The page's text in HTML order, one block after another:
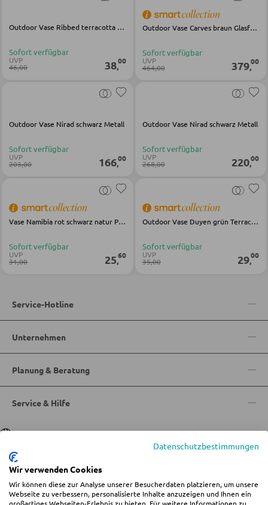
KLEIDERSCHRÄNKE
Drehtürenschränke
SPIEGEL
Wandspiegel
Standspiegel
Schmink- und Kosmetikspiegel
Badspiegel
Esstische
Couch- und Beistelltische
STÜHLE
Esszimmerstühle
Outdoor Vase Ribbed terracotta Glasfaser
Sofort verfügbar
UVP
46,00 38,00
Outdoor Vase Carves braun Glasfaser
Sofort verfügbar
UVP
464,00 379,00
Outdoor Vase Nirad schwarz Metall
Sofort verfügbar
UVP
203,00 166,00
Outdoor Vase Nirad schwarz Metall
Sofort verfügbar
UVP
268,00 220,00
Vase Namibia rot schwarz natur Papier Metall
Sofort verfügbar
UVP
31,00 25,60
Outdoor Vase Duyen grün Terracotta
Sofort verfügbar
UVP
35,00 29,00
Service-Hotline
Unternehmen
Planung & Beratung
Service & Hilfe
SpracheDeutsch|Italiano
© 2026 Wohn-Zentrum Jungmann
Datenschutzbestimmungen
Wir verwenden Cookies
Wir können diese zur Analyse unserer Besucherdaten platzieren, um unsere
Webseite zu verbessern, personalisierte Inhalte anzuzeigen und Ihnen ein